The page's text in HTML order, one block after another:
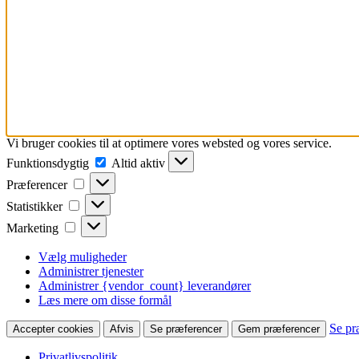
Vi bruger cookies til at optimere vores websted og vores service.
Funktionsdygtig
Funktionsdygtig
Altid aktiv
Præferencer
Præferencer
Statistikker Statistikker
Marketing Marketing
Vælg muligheder
Administrer tjenester
Administrer {vendor_count} leverandører
Læs mere om disse formål
Accepter cookies Afvis Se præferencer Gem præferencer Se